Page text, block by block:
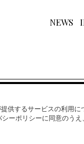
NEWS
供するサービスの利用
ーポリシーに同意のう